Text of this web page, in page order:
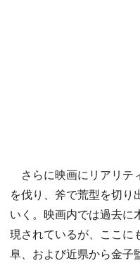
さらに映画にリアリテ
を伐り、斧で荒型を切り
いく。映画内では過去に
現されているが、ここに
阜、および近県から金子